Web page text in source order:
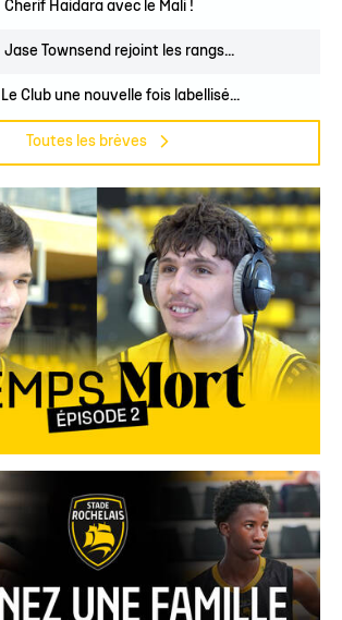
Cherif Haidara avec le Mali !
Jase Townsend rejoint les rangs...
Le Club une nouvelle fois labellisé...
Toutes les brèves